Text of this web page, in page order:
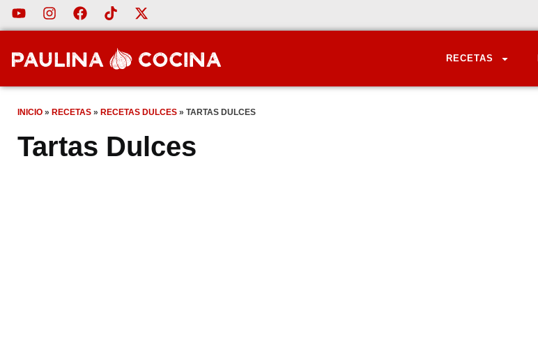
RECETAS
INICIO » RECETAS » RECETAS DULCES » TARTAS DULCES
Tartas Dulces